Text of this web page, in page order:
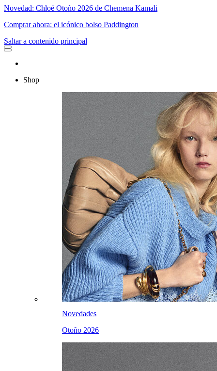
Novedad: Chloé Otoño 2026 de Chemena Kamali
Comprar ahora: el icónico bolso Paddington
Saltar a contenido principal
Shop
Novedades
Otoño 2026